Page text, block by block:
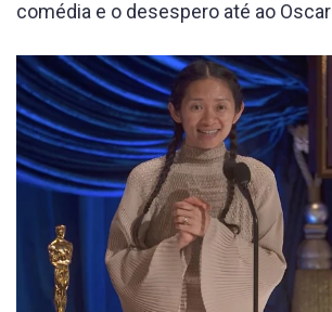
comédia e o desespero até ao Oscar